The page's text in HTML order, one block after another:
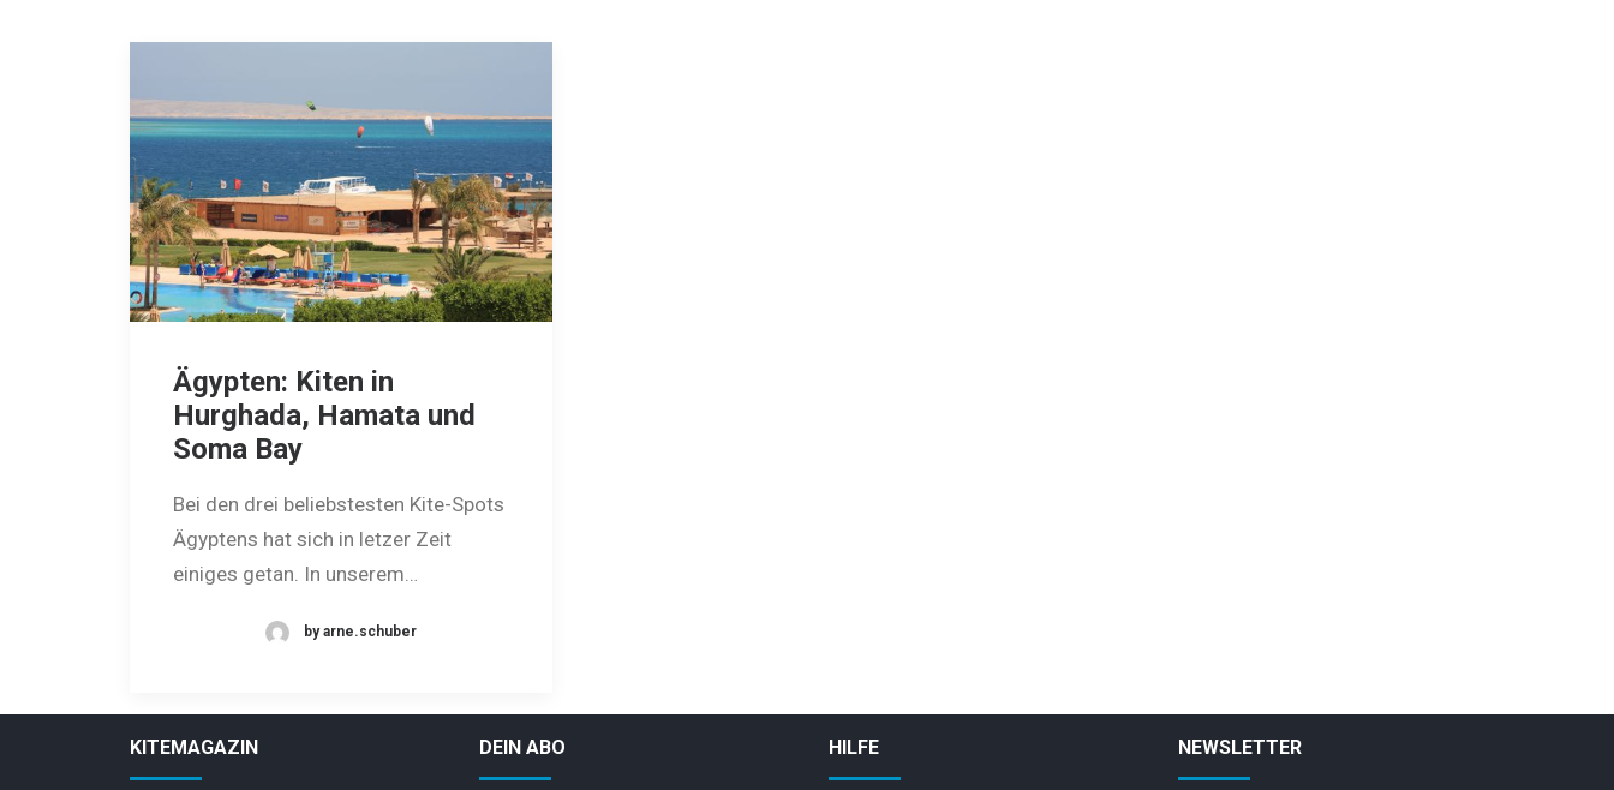
Ägypten: Kiten in
Hurghada, Hamata und
Soma Bay
Bei den drei beliebstesten Kite-Spots
Ägyptens hat sich in letzer Zeit
einiges getan. In unserem…
by arne.schuber
KITEMAGAZIN DEIN ABO HILFE NEWSLETTER